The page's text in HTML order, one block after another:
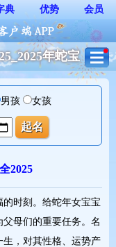
典 优势 会员
年蛇宝
男孩 女孩
2025
时刻。给蛇年女宝宝
母们的重要任务。名
，对其性格、运势产